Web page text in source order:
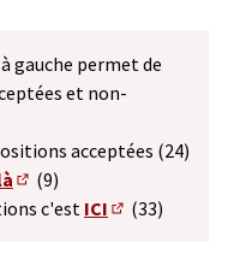
gauche permet de
et non-
onglet)
acceptées (24)
(S'ouvre dans un nouvel
(9)
c'est ICI
(33)